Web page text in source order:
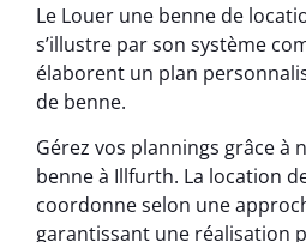
Le Louer une benne de
s’illustre par son système
élaborent un plan
de benne.
Gérez vos plannings grâce à
benne à Illfurth. La location
coordonne selon une
garantissant une réalisation